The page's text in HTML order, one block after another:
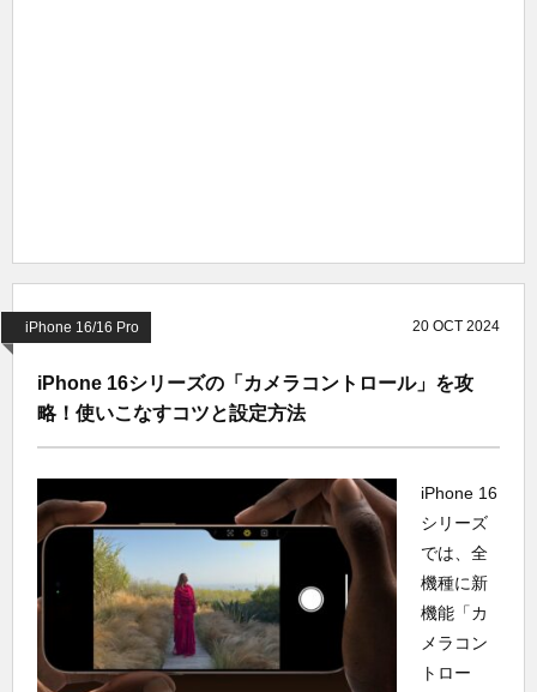
iPhone 16/16 Pro 20 OCT 2024
iPhone 16シリーズの「カメラコントロール」を攻
略！使いこなすコツと設定方法
iPhone 16
シリーズ
では、全
機種に新
機能「カ
メラコン
トロー